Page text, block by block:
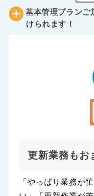
基本管理プランご
けられます！
更新業務もお
「やっぱり業務が